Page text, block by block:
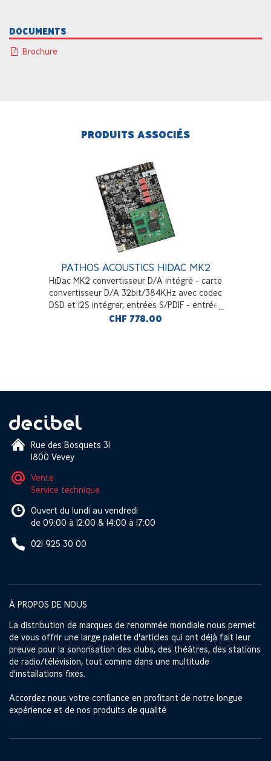
DOCUMENTS
Brochure
PRODUITS ASSOCIÉS
PATHOS ACOUSTICS HIDAC MK2
HiDac MK2 convertisseur D/A intégré - carte
convertisseur D/A 32bit/384KHz avec codec
DSD et I2S intégrer, entrées S/PDIF - entrées
USB de type "B"
CHF 778.00
Rue des Bosquets 31
1800 Vevey
Vente
Service technique
Ouvert du lundi au vendredi
de 09:00 à 12:00 & 14:00 à 17:00
021 925 30 00
À PROPOS DE NOUS
La distribution de marques de renommée mondiale nous permet
de vous offrir une large palette d'articles qui ont déjà fait leur
preuve pour la sonorisation des clubs, des théâtres, des stations
de radio/télévision, tout comme dans une multitude
d'installations fixes.
Accordez nous votre confiance en profitant de notre longue
expérience et de nos produits de qualité